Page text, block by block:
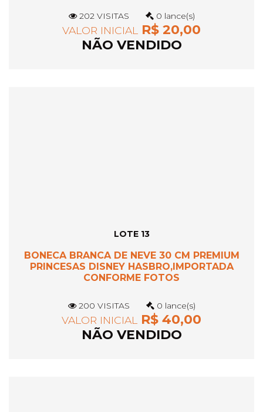
202 VISITAS 0 lance(s)
VALOR INICIAL
R$ 20,00
NÃO VENDIDO
LOTE 13
BONECA BRANCA DE NEVE 30 CM PREMIUM
PRINCESAS DISNEY HASBRO,IMPORTADA
CONFORME FOTOS
200 VISITAS 0 lance(s)
VALOR INICIAL
R$ 40,00
NÃO VENDIDO